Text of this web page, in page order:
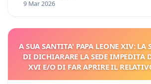
9 Mar 2026
A SUA SANTITA' PAPA LEONE XIV: LA
DI DICHIARARE LA SEDE IMPEDITA
XVI E/O DI FAR APRIRE IL